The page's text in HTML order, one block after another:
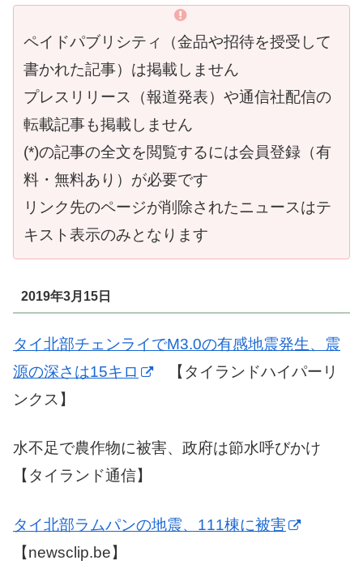
ペイドパブリシティ（金品や招待を授受して
書かれた記事）は掲載しません
プレスリリース（報道発表）や通信社配信の
転載記事も掲載しません
(*)の記事の全文を閲覧するには会員登録（有
料・無料あり）が必要です
リンク先のページが削除されたニュースはテ
キスト表示のみとなります
2019年3月15日
タイ北部チェンライでM3.0の有感地震発生、震
源の深さは15キロ
【タイランドハイパーリ
ンクス】
水不足で農作物に被害、政府は節水呼びかけ
【タイランド通信】
タイ北部ラムパンの地震、111棟に被害
【newsclip.be】